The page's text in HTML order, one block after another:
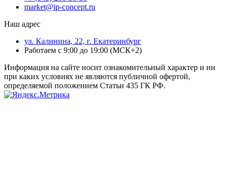
market@ip-concept.ru
Наш адрес
ул. Калинина, 22, г. Екатеринбург
Работаем с 9:00 до 19:00 (МСК+2)
Информация на сайте носит ознакомительный характер и ни
при каких условиях не являются публичной офертой,
определяемой положением Статьи 435 ГК РФ.